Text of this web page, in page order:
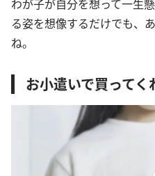
る姿を想像するだけでも、
ね。
お小遣いで買ってく